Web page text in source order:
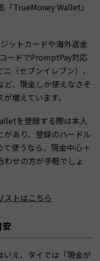
TrueMoney Wallet」
ットカードや海外送金
ードでPromptPay対応
（セブンイレブン）、
、現金しか使えなさそ
増えています。
を登録する際は本人
あり、登録のハードル
使うなら、現金中心＋
わせの方が手軽でしょ
ストはこちら
いえ、タイでは「現金が